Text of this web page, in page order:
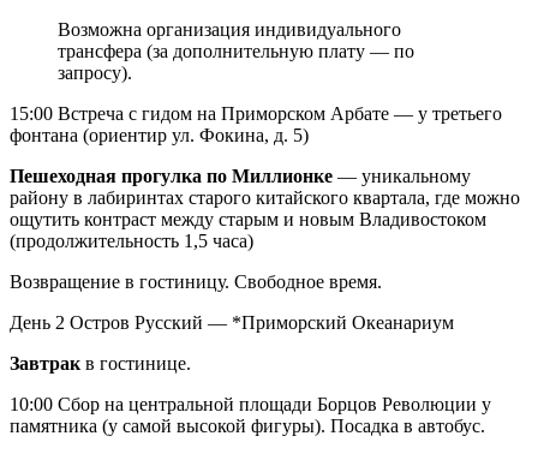
Возможна организация индивидуального
трансфера (за дополнительную плату — по
запросу).
15:00 Встреча с гидом на Приморском Арбате — у третьего
фонтана (ориентир ул. Фокина, д. 5)
Пешеходная прогулка по Миллионке — уникальному
району в лабиринтах старого китайского квартала, где можно
ощутить контраст между старым и новым Владивостоком
(продолжительность 1,5 часа)
Возвращение в гостиницу. Свободное время.
День 2 Остров Русский — *Приморский Океанариум
Завтрак в гостинице.
10:00 Сбор на центральной площади Борцов Революции у
памятника (у самой высокой фигуры). Посадка в автобус.